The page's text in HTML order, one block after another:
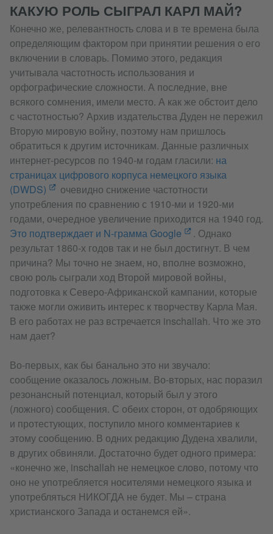
КАКУЮ РОЛЬ СЫГРАЛ КАРЛ МАЙ?
Конечно же, релевантность слова и в те времена была
определяющим фактором при принятии решения о его
включении в словарь. Помимо этого, редакция
учитывала частотность использования и
орфографические сложности. А последние, вне
всякого сомнения, имели место. А как же обстоит дело
с частотностью? Архив издательства Дуден не пережил
Вторую мировую войну, поэтому нам пришлось
обратиться к другим источникам. Данные различных
интернет-ресурсов по 1940-м годам гласили: на
страницах цифрового корпуса немецкого языка
(DWDS)
очевидно снижение частотности
употребления по сравнению с 1910-ми и 1920-ми
годами, очередное увеличение приходится на 1940 год.
Это подтверждает и N-грамма Google
. Однако
результат 1860-х годов так и не был достигнут. В чем
причина? Мы точно не знаем, но, вполне возможно,
свою роль сыграли ход Второй мировой войны,
подготовка к Северо-Африканской кампании, которые
также могли оживить интерес к творчеству Карла Мая.
В его работах не раз встречается inschallah. Что же это
нам дает?
Во-первых, как бы банально это ни звучало:
сообщение оказалось ложным. Во-вторых, нас поразил
резонансный потенциал, который был у этого
(ложного) сообщения. С обеих сторон, от одобряющих
и протестующих, поступило много комментариев к
этому сообщению. В одних редакцию Дудена хвалили,
в других обвиняли. Достаточно будет одного примера:
«конечно же, inschallah не немецкое слово, потому что
оно не употребляется носителями немецкого языка и
употребляться НИКОГДА не будет. Мы – страна
христианского Запада и останемся ей».